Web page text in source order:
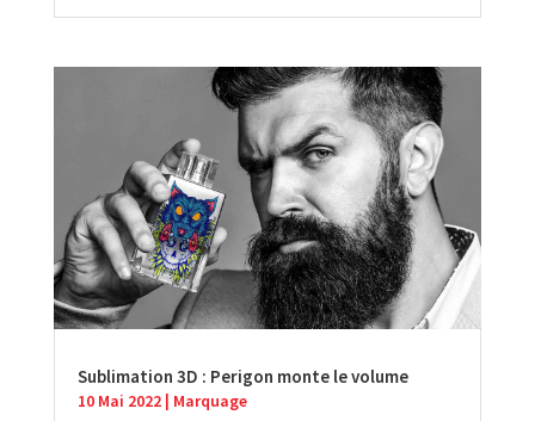
Sublimation 3D : Perigon monte le volume
10 Mai 2022| Marquage